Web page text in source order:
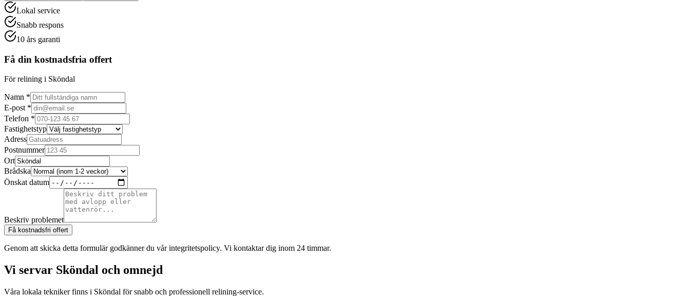
Lokal service
Snabb respons
10 års garanti
Få din kostnadsfria offert
För relining i Sköndal
Namn *
E-post *
Telefon *
Fastighetstyp
Adress
Postnummer
Ort
Brådska
Önskat datum
Beskriv problemet
Få kostnadsfri offert
Genom att skicka detta formulär godkänner du vår integritetspolicy. Vi kontaktar dig inom 24 timmar.
Vi servar Sköndal och omnejd
Våra lokala tekniker finns i Sköndal för snabb och professionell relining-service.